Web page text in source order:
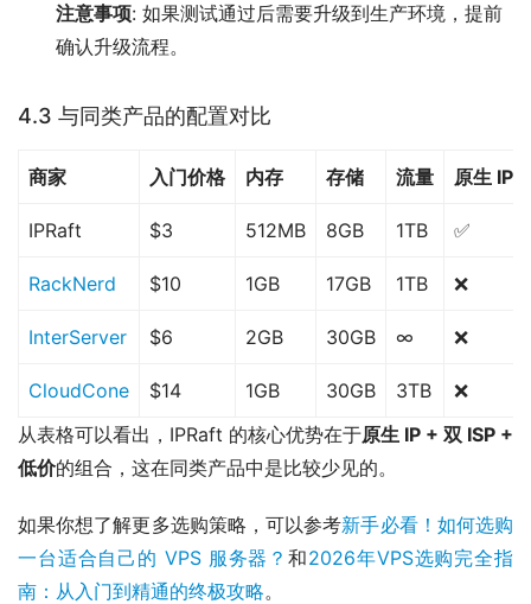
注意事项: 如果测试通过后需要升级到生产环境，提前
确认升级流程。
4.3 与同类产品的配置对比
商家 入门价格 内存 存储 流量 原生 IP
IPRaft $3 512MB 8GB 1TB ✅
RackNerd $10 1GB 17GB 1TB ❌
InterServer $6 2GB 30GB ∞ ❌
CloudCone $14 1GB 30GB 3TB
❌
从表格可以看出，IPRaft 的核心优势在于原生 IP + 双 ISP +
低价的组合，这在同类产品中是比较少见的。
如果你想了解更多选购策略，可以参考新手必看！如何选购
一台适合自己的 VPS 服务器？和2026年VPS选购完全指
南：从入门到精通的终极攻略。